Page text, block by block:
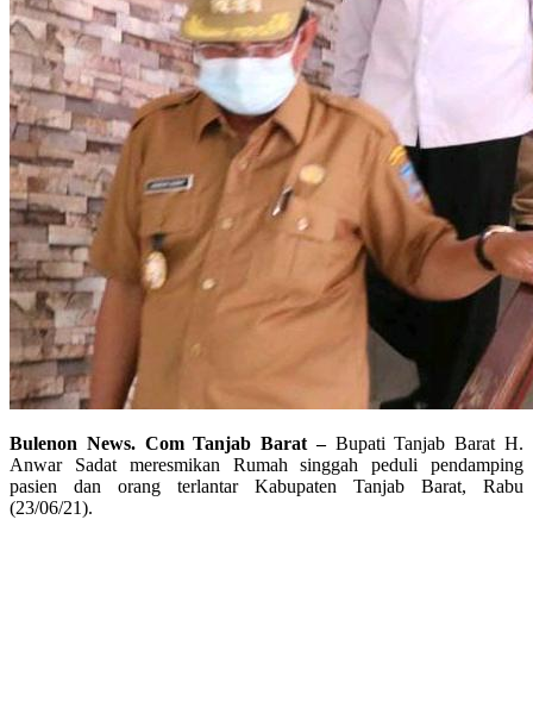
Bulenon News. Com Tanjab Barat –Bupati Tanjab Barat H.
Anwar Sadat meresmikan Rumah singgah peduli pendamping
pasien dan orang terlantar Kabupaten Tanjab Barat, Rabu
(23/06/21).